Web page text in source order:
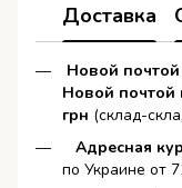
Доставка
Новой почтой
Новой почтой
грн (склад-
Адресная
по Украине от